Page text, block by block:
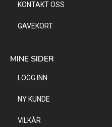
KONTAKT OSS
GAVEKORT
MINE SIDER
LOGG INN
NY KUNDE
VILKÅR